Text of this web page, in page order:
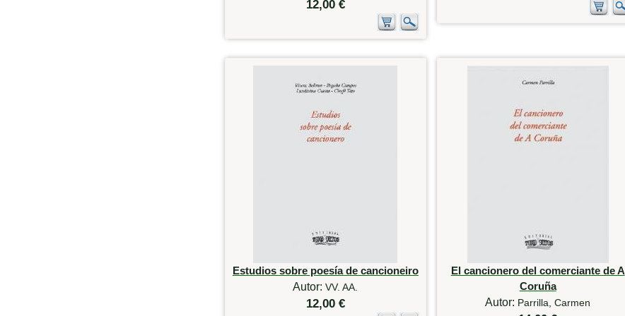
12,00 €
Estudios sobre poesía de cancioneiro
Autor:VV. AA.
12,00 €
El cancionero del comerciante de A
Coruña
Autor: Parrilla, Carmen